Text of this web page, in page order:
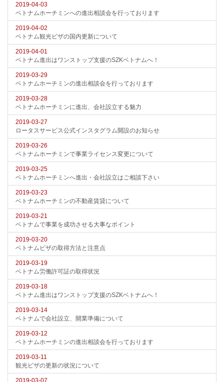
2019-04-03
ベトナムホーチミンへの進出相談会を行っております
2019-04-02
ベトナム観光ビザの国内更新について
2019-04-01
ベトナム進出はワンストップ支援のSZKベトナムへ！
2019-03-29
ベトナムホーチミンの進出相談会を行っております
2019-03-28
ベトナムホーチミンに進出、会社設立する魅力
2019-03-27
ロータスサービス公式インスタグラム開設のお知らせ
2019-03-26
ベトナムホーチミンで事業ライセンス変更について
2019-03-25
ベトナムホーチミンへ進出・会社設立はご相談下さい
2019-03-23
ベトナムホーチミンの不動産賃貸について
2019-03-21
ベトナムで事業を成功させる大事なポイント
2019-03-20
ベトナムビザの取得方法と注意点
2019-03-19
ベトナム労働許可証の取得状況
2019-03-18
ベトナム進出はワンストップ支援のSZKベトナムへ！
2019-03-14
ベトナムで会社設立、開業準備について
2019-03-12
ベトナムホーチミンの進出相談会を行っております
2019-03-11
観光ビザの更新の状況について
2019-03-07